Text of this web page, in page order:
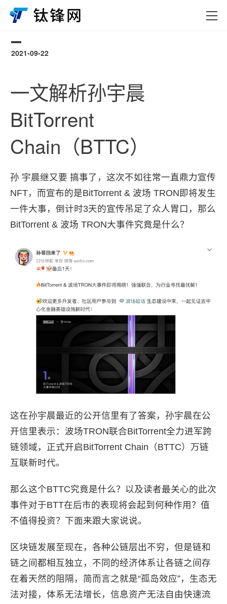
2021-09-22
一文解析孙宇晨
BitTorrent
Chain（BTTC）
孙 宇晨继又要 搞事了，这次不如往常一直鼎力宣传
NFT，而宣布的是BitTorrent & 波场 TRON即将发生
一件大事，倒计时3天的宣传吊足了众人胃口，那么
BitTorrent & 波场 TRON大事件究竟是什么？
这在孙宇晨最近的公开信里有了答案，孙宇晨在公
开信里表示：波场TRON联合BitTorrent全力进军跨
链领域，正式开启BitTorrent Chain（BTTC）万链
互联新时代。
那么这个BTTC究竟是什么？以及读者最关心的此次
事件对于BTT在后市的表现将会起到何种作用？值
不值得投资？下面来跟大家说说。
区块链发展至现在，各种公链层出不穷，但是链和
链之间都相互独立，不同的经济体系让各链之间存
在着天然的阻隔，简而言之就是“孤岛效应”，生态无
法对接，体系无法增长，信息资产无法自由快速流